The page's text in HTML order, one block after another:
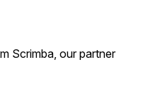
Scrimba, our partner